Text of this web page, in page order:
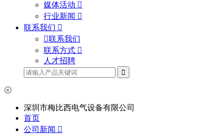
媒体活动
行业新闻
联系我们
联系我们
联系方式
人才招聘
深圳市梅比西电气设备有限公司
首页
公司新闻